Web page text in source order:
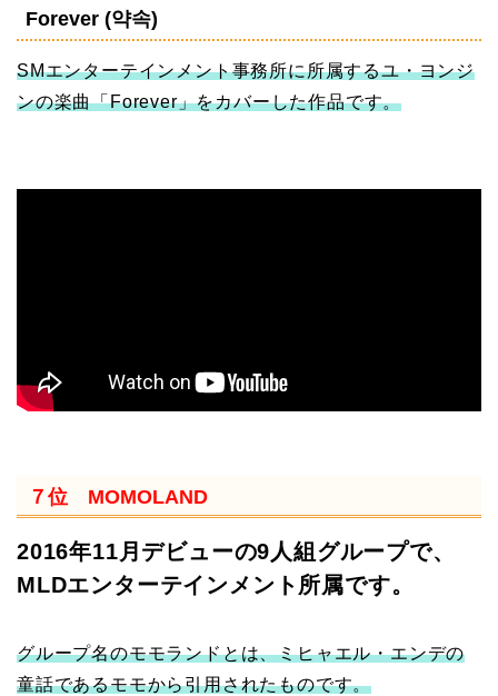
Forever (약속)
SMエンターテインメント事務所に所属するユ・ヨンジ
ンの楽曲「Forever」をカバーした作品です。
７位 MOMOLAND
2016年11月デビューの9人組グループで、
MLDエンターテインメント所属です。
グループ名のモモランドとは、ミヒャエル・エンデの
童話であるモモから引用されたものです。